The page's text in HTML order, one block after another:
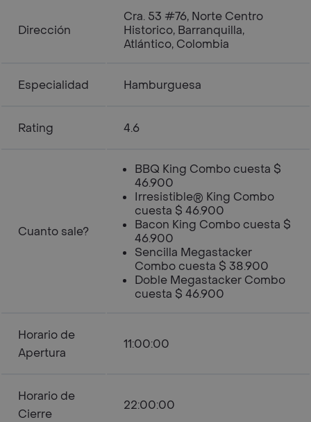
Dirección
Cra. 53 #76, Norte Centro
Historico, Barranquilla,
Atlántico, Colombia
Especialidad Hamburguesa
Rating 4.6
Cuanto sale?
BBQ King Combo cuesta $
46.900
Irresistible® King Combo
cuesta $ 46.900
Bacon King Combo cuesta $
46.900
Sencilla Megastacker
Combo cuesta $ 38.900
Doble Megastacker Combo
cuesta $ 46.900
Horario de
Apertura
11:00:00
Horario de
Cierre
22:00:00